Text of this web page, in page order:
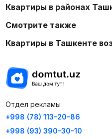
Квартиры в районах
Смотрите также
Квартиры в Ташкенте
Отдел рекламы
+998 (78) 113-20-86
+998 (93) 390-30-10